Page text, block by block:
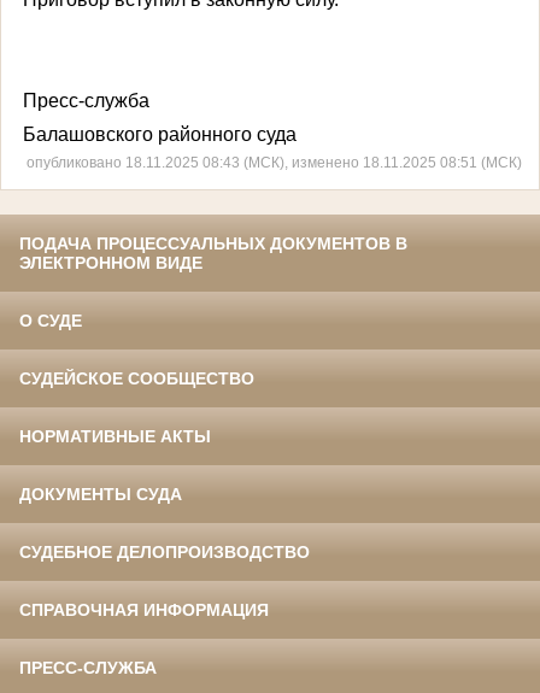
Пресс-служба
Балашовского районного суда
опубликовано 18.11.2025 08:43 (МСК), изменено 18.11.2025 08:51 (МСК)
ПОДАЧА ПРОЦЕССУАЛЬНЫХ ДОКУМЕНТОВ В
ЭЛЕКТРОННОМ ВИДЕ
О СУДЕ
СУДЕЙСКОЕ СООБЩЕСТВО
НОРМАТИВНЫЕ АКТЫ
ДОКУМЕНТЫ СУДА
СУДЕБНОЕ ДЕЛОПРОИЗВОДСТВО
СПРАВОЧНАЯ ИНФОРМАЦИЯ
ПРЕСС-СЛУЖБА